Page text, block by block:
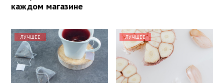
каждом магазине
ЛУЧШЕЕ ЛУЧШЕЕ